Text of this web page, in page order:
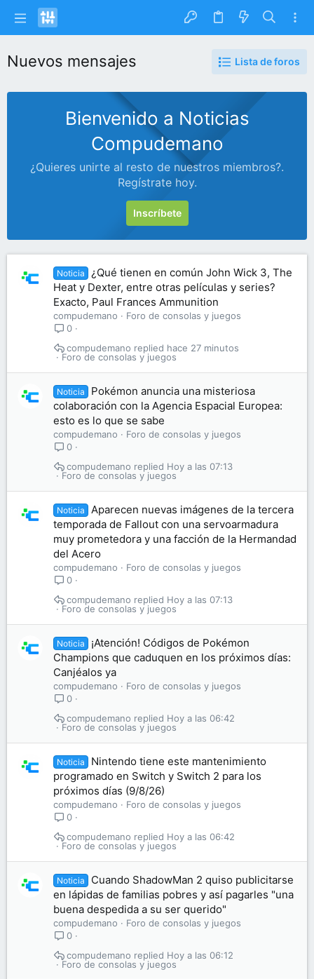
Nuevos mensajes Lista de foros
Bienvenido a Noticias
Compudemano
¿Quieres unirte al resto de nuestros miembros?.
Regístrate hoy.
Inscríbete
Noticia
¿Qué tienen en común John Wick 3, The
Heat y Dexter, entre otras películas y series?
Exacto, Paul Frances Ammunition
compudemano
Foro de consolas y juegos
0
Foro de consolas y juegos
hace 27 minutos
compudemano
Noticia
Pokémon anuncia una misteriosa
colaboración con la Agencia Espacial Europea:
esto es lo que se sabe
compudemano
Foro de consolas y juegos
0
Foro de consolas y juegos
Hoy a las 07:13
compudemano
Noticia
Aparecen nuevas imágenes de la tercera
temporada de Fallout con una servoarmadura
muy prometedora y una facción de la Hermandad
del Acero
compudemano
Foro de consolas y juegos
0
Foro de consolas y juegos
Hoy a las 07:13
compudemano
Noticia
¡Atención! Códigos de Pokémon
Champions que caduquen en los próximos días:
Canjéalos ya
compudemano
Foro de consolas y juegos
0
Foro de consolas y juegos
Hoy a las 06:42
compudemano
Noticia
Nintendo tiene este mantenimiento
programado en Switch y Switch 2 para los
próximos días (9/8/26)
compudemano
Foro de consolas y juegos
0
Foro de consolas y juegos
Hoy a las 06:42
compudemano
Noticia
Cuando ShadowMan 2 quiso publicitarse
en lápidas de familias pobres y así pagarles "una
buena despedida a su ser querido"
compudemano
Foro de consolas y juegos
0
Foro de consolas y juegos
Hoy a las 06:12
compudemano